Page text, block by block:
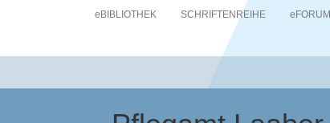
eBIBLIOTHEK SCHRIFTENREIHE eFORUM